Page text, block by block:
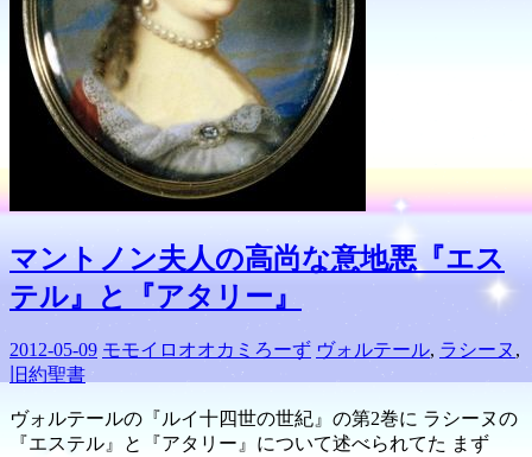
マントノン夫人の高尚な意地悪『エス
テル』と『アタリー』
2012-05-09 モモイロオオカミろーず ヴォルテール, ラシーヌ ,
旧約聖書
ヴォルテールの『ルイ十四世の世紀』の第2巻に ラシーヌの
『エステル』と『アタリー』について述べられてた まず